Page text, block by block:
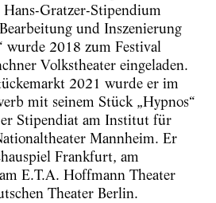
Gratzer-Stipendium
und Inszenierung
wurde 2018 zum Festival
Volkstheater eingeladen.
2021 wurde er im
mit seinem Stück „Hypnos“
Stipendiat am Institut für
Mannheim. Er
Frankfurt, am
E.T.A. Hoffmann Theater
Theater Berlin.